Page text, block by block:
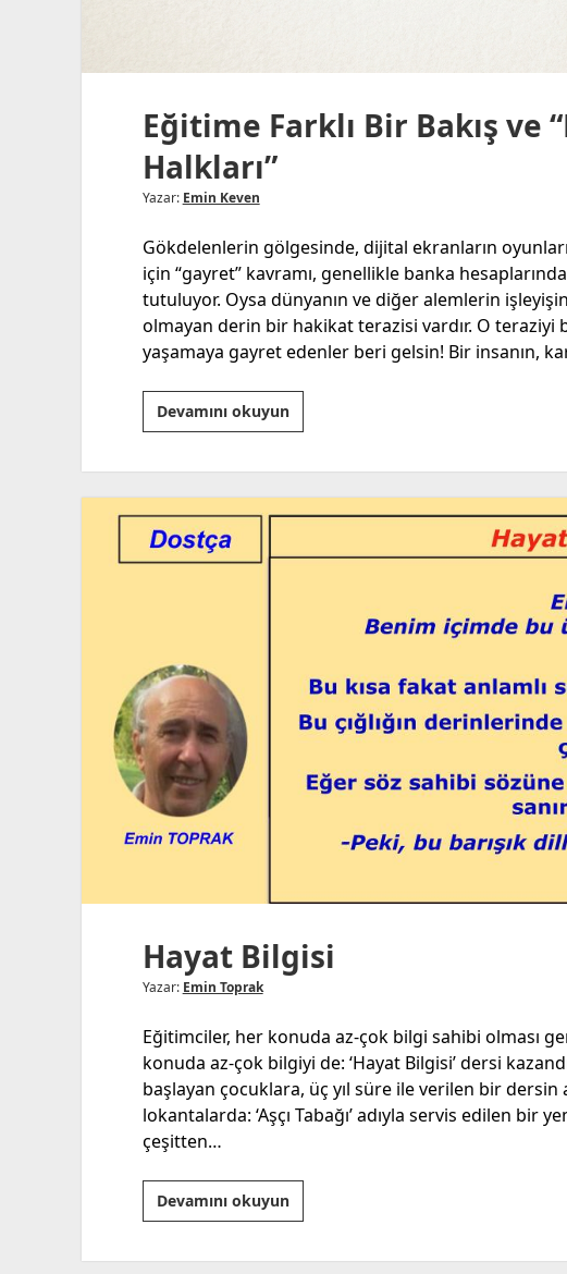
Eğitime Farklı Bir Bakış ve
Halkları”
Yazar: Emin Keven
Gökdelenlerin gölgesinde, dijital ekranların
için “gayret” kavramı, genellikle banka
tutuluyor. Oysa dünyanın ve diğer alemlerin
olmayan derin bir hakikat terazisi vardır. O teraziyi
yaşamaya gayret edenler beri gelsin! Bir insanın,
Devamını okuyunEğitime
Farklı
ve
Hayat Bilgisi
Yazar: Emin Toprak
Eğitimciler, her konuda az-çok bilgi sahibi olması
konuda az-çok bilgiyi de: ‘Hayat Bilgisi’ dersi
başlayan çocuklara, üç yıl süre ile verilen bir dersin
lokantalarda: ‘Aşçı Tabağı’ adıyla servis edilen bir
çeşitten…
Devamını okuyunHayat
Bilgisi